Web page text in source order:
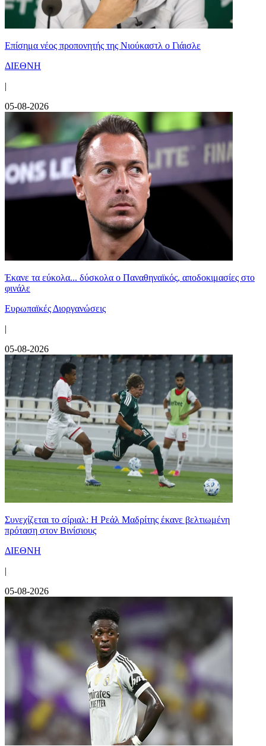
Επίσημα νέος προπονητής της Νιούκαστλ ο Γιάισλε
ΔΙΕΘΝΗ
|
05-08-2026
Έκανε τα εύκολα... δύσκολα ο Παναθηναϊκός, αποδοκιμασίες στο
φινάλε
Ευρωπαϊκές Διοργανώσεις
|
05-08-2026
Συνεχίζεται το σίριαλ: Η Ρεάλ Μαδρίτης έκανε βελτιωμένη
πρόταση στον Βινίσιους
ΔΙΕΘΝΗ
|
05-08-2026